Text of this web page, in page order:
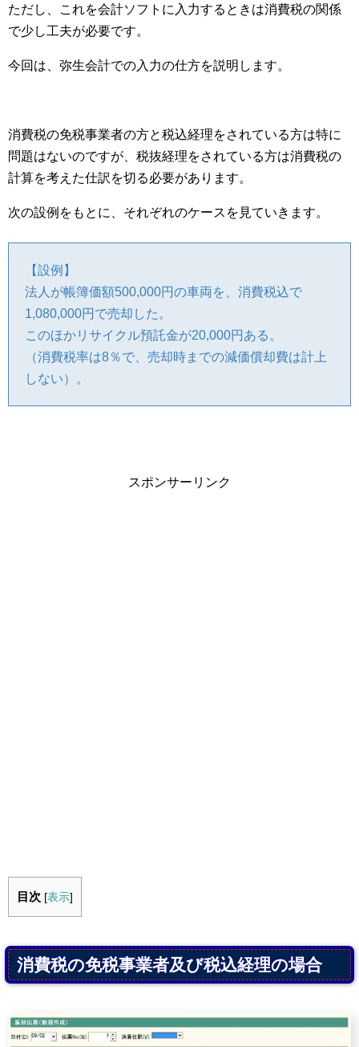
ただし、これを会計ソフトに入力するときは消費税の関係
で少し工夫が必要です。
今回は、弥生会計での入力の仕方を説明します。
消費税の免税事業者の方と税込経理をされている方は特に
問題はないのですが、税抜経理をされている方は消費税の
計算を考えた仕訳を切る必要があります。
次の設例をもとに、それぞれのケースを見ていきます。
【設例】
法人が帳簿価額500,000円の車両を、消費税込で
1,080,000円で売却した。
このほかリサイクル預託金が20,000円ある。
（消費税率は8％で、売却時までの減価償却費は計上
しない）。
スポンサーリンク
目次 [表示]
消費税の免税事業者及び税込経理の場合